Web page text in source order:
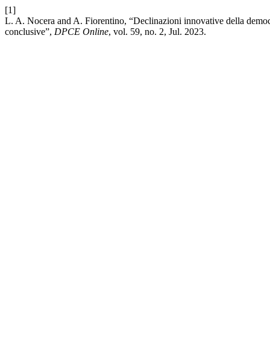
[1]
L. A. Nocera and A. Fiorentino, “Declinazioni innovative della
conclusive”, DPCE Online, vol. 59, no. 2, Jul. 2023.